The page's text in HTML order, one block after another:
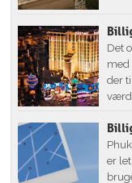
Det
med
der
er